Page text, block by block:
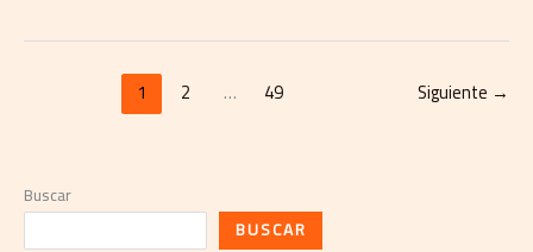
1 2 … 49 Siguiente →
Buscar
BUSCAR